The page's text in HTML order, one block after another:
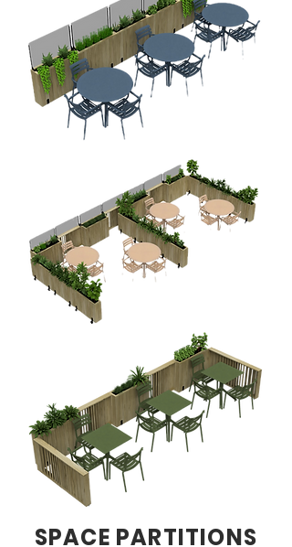
SPACE PARTITIONS